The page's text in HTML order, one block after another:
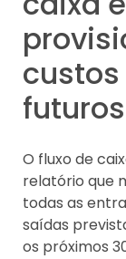
custos
futuros
O fluxo de
relatório que
todas as
saídas
os próximos